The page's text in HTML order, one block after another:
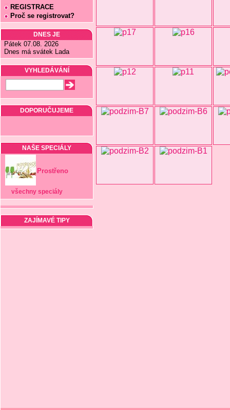
REGISTRACE
Proč se registrovat?
DNES JE
Pátek 07.08. 2026
Dnes má svátek Lada
VYHLEDÁVÁNÍ
DOPORUČUJEME
NAŠE SPECIÁLY
Prostřeno
všechny speciály
ZAJÍMAVÉ TIPY